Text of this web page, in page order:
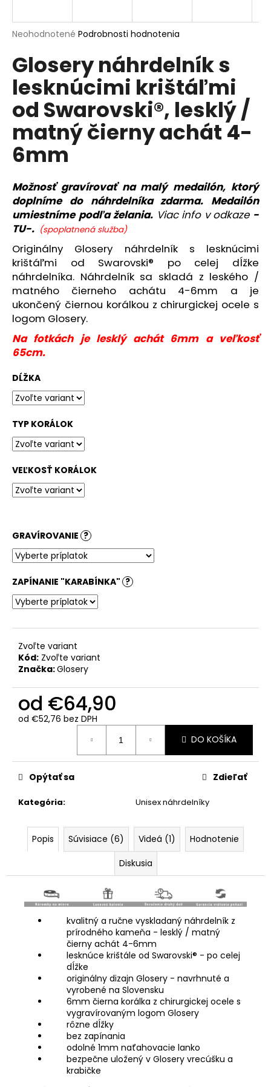
Priemerné
produktu
je
0,0
5
hviezdičiek.
Neohodnotené Podrobnosti hodnotenia
Glosery náhrdelník s
lesknúcimi krištáľmi
od Swarovski®, lesklý /
matný čierny achát 4-
6mm
Možnosť gravírovať na malý medailón, ktorý
doplníme do náhrdelníka zdarma. Medailón
umiestníme podľa želania. Viac info v odkaze -
TU-. (spoplatnená služba)
Originálny Glosery náhrdelník s lesknúcimi
krištáľmi od Swarovski® po celej dĺžke
náhrdelníka. Náhrdelník sa skladá z leského /
matného čierneho achátu 4-6mm a je
ukončený čiernou korálkou z chirurgickej ocele s
logom Glosery.
Na fotkách je lesklý achát 6mm a veľkosť
65cm.
DĹŽKA
TYP KORÁLOK
VEĽKOSŤ KORÁLOK
GRAVÍROVANIE ?
ZAPÍNANIE "KARABÍNKA" ?
Zvoľte variant
Kód: Zvoľte variant
Značka:Glosery
od €64,90
od €52,76 bez DPH
DO KOŠÍKA
Kategória: Unisex náhrdelníky
Opýtať sa Zdieľať
Popis Súvisiace (6) Videá (1)
Hodnotenie
Diskusia
kvalitný a ručne vyskladaný náhrdelník z
prírodného kameňa - lesklý / matný
čierny achát 4-6mm
lesknúce krištále od Swarovski® - po celej
dĺžke
originálny dizajn Glosery - navrhnuté a
vyrobené na Slovensku
6mm čierna korálka z chirurgickej ocele s
vygravírovaným logom Glosery
rôzne dĺžky
bez zapínania
odolné 1mm naťahovacie lanko
bezpečne uložený v Glosery vrecúšku a
krabičke
j
ť
?
HĽADAŤ
O
d
p
o
r
ú
č
a
m
e